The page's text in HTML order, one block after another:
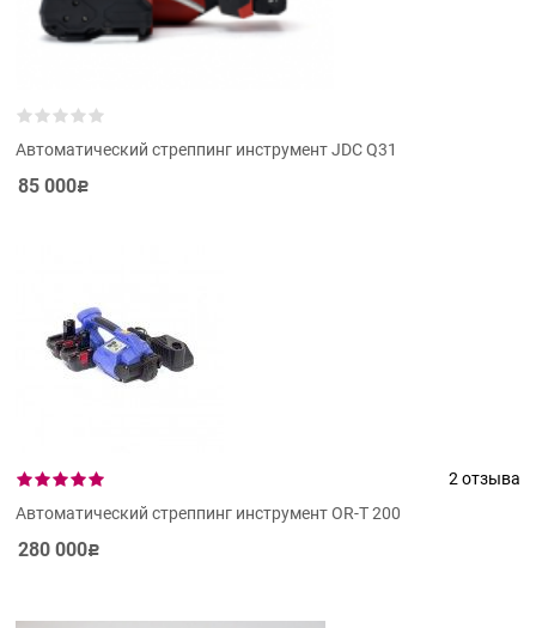
Автоматический стреппинг инструмент JDC Q31
85 000Р
2 отзыва
Автоматический стреппинг инструмент OR-T 200
280 000Р